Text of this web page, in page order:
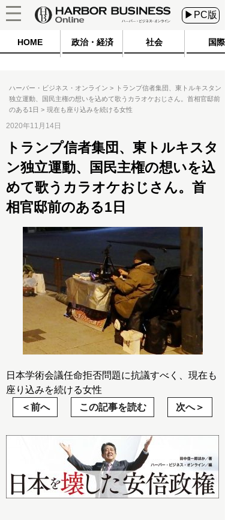
▶PC版
HOME 政治・経済 社会 国際
ハーバー・ビジネス・オンライン
トランプ信者集団、東トルキスタン
独立運動、国民主権の想いを込めて歌うカラオケおじさん。首相官邸前
のある1日
現在も座り込みを続ける女性
2020年11月14日
トランプ信者集団、東トルキスタ
ン独立運動、国民主権の想いを込
めて歌うカラオケおじさん。首
相官邸前のある1日
日本学術会議任命拒否問題に抗議すべく、現在も
座り込みを続ける女性
前へ
この記事を読む 次へ